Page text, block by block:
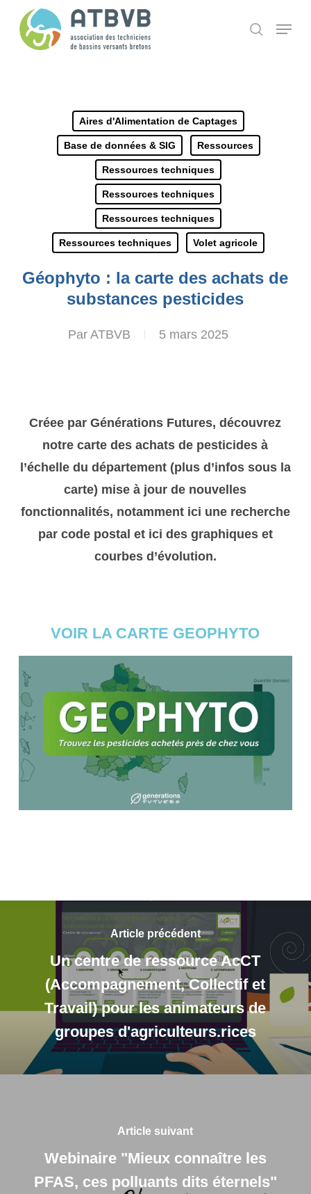
search
Menu
Aires d'Alimentation de Captages
Base de données & SIG Ressources
Ressources techniques
Ressources techniques
Ressources techniques
Ressources techniques Volet agricole
Géophyto : la carte des achats de
substances pesticides
Par ATBVB 5 mars 2025
Créee par Générations Futures, découvrez
notre carte des achats de pesticides à
l’échelle du département (plus d’infos sous la
carte) mise à jour de nouvelles
fonctionnalités, notamment ici une recherche
par code postal et ici des graphiques et
courbes d’évolution.
VOIR LA CARTE GEOPHYTO
Article précédent
Un centre de ressource AcCT
(Accompagnement, Collectif et
Travail) pour les animateurs de
groupes d'agriculteurs.rices
Article suivant
Webinaire "Mieux connaître les
PFAS, ces polluants dits éternels"
Panneau de gestion des cookies